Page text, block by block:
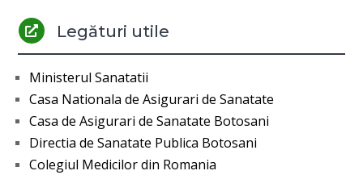
 Legături utile
Ministerul Sanatatii
Casa Nationala de Asigurari de Sanatate
Casa de Asigurari de Sanatate Botosani
Directia de Sanatate Publica Botosani
Colegiul Medicilor din Romania